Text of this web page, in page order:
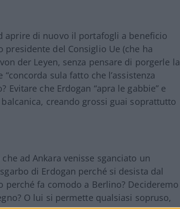
aprire di nuovo il portafogli a beneficio
presidente del Consiglio Ue (che ha
der Leyen, senza pensare di porgerle la
sula fatto che l’assistenza
che Erdogan “apra le gabbie” e
creando grossi guai soprattutto
ad Ankara venisse sganciato un
di Erdogan perché si desista dal
fa comodo a Berlino? Decideremo
O lui si permette qualsiasi sopruso,
lo stesso?